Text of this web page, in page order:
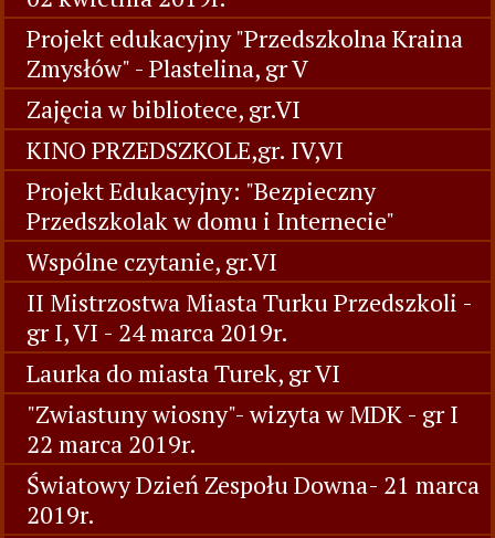
Projekt edukacyjny "Przedszkolna Kraina
Zmysłów" - Plastelina, gr V
Zajęcia w bibliotece, gr.VI
KINO PRZEDSZKOLE,gr. IV,VI
Projekt Edukacyjny: "Bezpieczny
Przedszkolak w domu i Internecie"
Wspólne czytanie, gr.VI
II Mistrzostwa Miasta Turku Przedszkoli -
gr I, VI - 24 marca 2019r.
Laurka do miasta Turek, gr VI
"Zwiastuny wiosny"- wizyta w MDK - gr I
22 marca 2019r.
Światowy Dzień Zespołu Downa- 21 marca
2019r.